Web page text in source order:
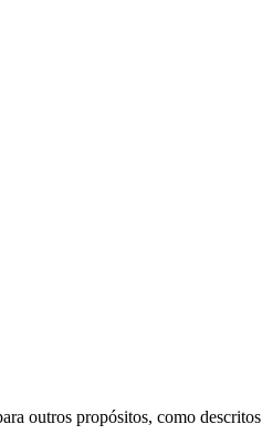
outros propósitos, como